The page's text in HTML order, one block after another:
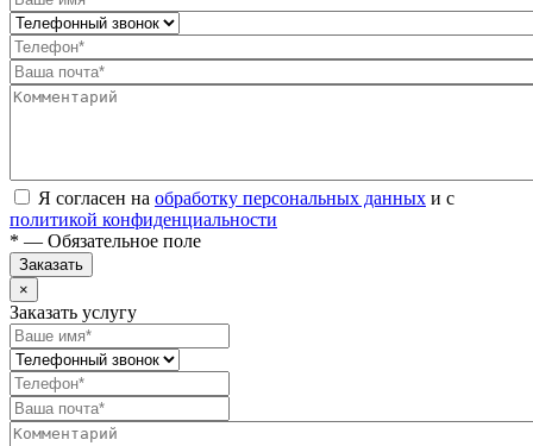
Я согласен на обработку персональных данных и с
политикой конфиденциальности
* — Обязательное поле
Заказать
×
Заказать услугу